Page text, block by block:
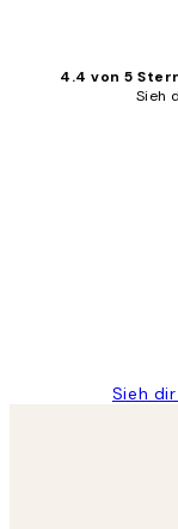
4.4 von 5
Sieh
Sieh